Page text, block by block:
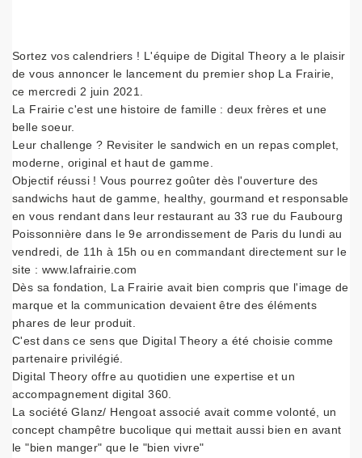
Sortez vos calendriers ! L'équipe de Digital Theory a le plaisir
de vous annoncer le lancement du premier shop La Frairie,
ce mercredi 2 juin 2021.
La Frairie c'est une histoire de famille : deux frères et une
belle soeur.
Leur challenge ? Revisiter le sandwich en un repas complet,
moderne, original et haut de gamme.
Objectif réussi ! Vous pourrez goûter dès l'ouverture des
sandwichs haut de gamme, healthy, gourmand et responsable
en vous rendant dans leur restaurant au 33 rue du Faubourg
Poissonnière dans le 9e arrondissement de Paris du lundi au
vendredi, de 11h à 15h ou en commandant directement sur le
site : www.lafrairie.com
Dès sa fondation, La Frairie avait bien compris que l'image de
marque et la communication devaient être des éléments
phares de leur produit.
C'est dans ce sens que Digital Theory a été choisie comme
partenaire privilégié.
Digital Theory offre au quotidien une expertise et un
accompagnement digital 360.
La société Glanz/ Hengoat associé avait comme volonté, un
concept champêtre bucolique qui mettait aussi bien en avant
le "bien manger" que le "bien vivre"